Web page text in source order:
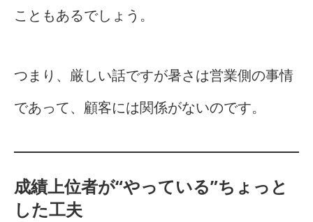
こともあるでしょう。
つまり、厳しい話ですが暑さは営業側の事情
であって、顧客には関係がないのです。
成績上位者が“やっている”ちょっと
した工夫